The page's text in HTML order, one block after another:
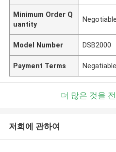
Minimum Order Q
uantity
Negotiable
Model Number DSB2000
Payment Terms Negatiable
더 많은 것을
저희에 관하여